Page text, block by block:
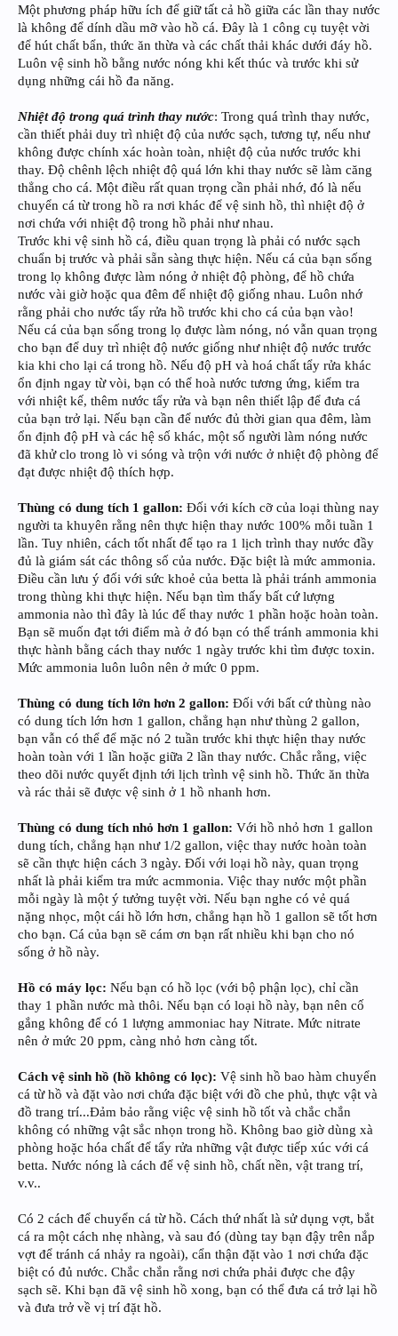
Một phương pháp hữu ích để giữ tất cả hồ giữa các lần thay nước
là không để dính dầu mỡ vào hồ cá. Đây là 1 công cụ tuyệt vời
để hút chất bẩn, thức ăn thừa và các chất thải khác dưới đáy hồ.
Luôn vệ sinh hồ bằng nước nóng khi kết thúc và trước khi sử
dụng những cái hồ đa năng.
Nhiệt độ trong quá trình thay nước: Trong quá trình thay nước,
cần thiết phải duy trì nhiệt độ của nước sạch, tương tự, nếu như
không được chính xác hoàn toàn, nhiệt độ của nước trước khi
thay. Độ chênh lệch nhiệt độ quá lớn khi thay nước sẽ làm căng
thẳng cho cá. Một điều rất quan trọng cần phải nhớ, đó là nếu
chuyển cá từ trong hồ ra nơi khác để vệ sinh hồ, thì nhiệt độ ở
nơi chứa với nhiệt độ trong hồ phải như nhau.
Trước khi vệ sinh hồ cá, điều quan trọng là phải có nước sạch
chuẩn bị trước và phải sẵn sàng thực hiện. Nếu cá của bạn sống
trong lọ không được làm nóng ở nhiệt độ phòng, để hồ chứa
nước vài giờ hoặc qua đêm để nhiệt độ giống nhau. Luôn nhớ
rằng phải cho nước tẩy rửa hồ trước khi cho cá của bạn vào!
Nếu cá của bạn sống trong lọ được làm nóng, nó vẫn quan trọng
cho bạn để duy trì nhiệt độ nước giống như nhiệt độ nước trước
kia khi cho lại cá trong hồ. Nếu độ pH và hoá chất tẩy rửa khác
ổn định ngay từ vòi, bạn có thể hoà nước tương ứng, kiểm tra
với nhiệt kế, thêm nước tẩy rửa và bạn nên thiết lập để đưa cá
của bạn trở lại. Nếu bạn cần để nước đủ thời gian qua đêm, làm
ổn định độ pH và các hệ số khác, một số người làm nóng nước
đã khử clo trong lò vi sóng và trộn với nước ở nhiệt độ phòng để
đạt được nhiệt độ thích hợp.
Thùng có dung tích 1 gallon: Đối với kích cỡ của loại thùng nay
người ta khuyên rằng nên thực hiện thay nước 100% mỗi tuần 1
lần. Tuy nhiên, cách tốt nhất để tạo ra 1 lịch trình thay nước đầy
đủ là giám sát các thông số của nước. Đặc biệt là mức ammonia.
Điều cần lưu ý đối với sức khoẻ của betta là phải tránh ammonia
trong thùng khi thực hiện. Nếu bạn tìm thấy bất cứ lượng
ammonia nào thì đây là lúc để thay nước 1 phần hoặc hoàn toàn.
Bạn sẽ muốn đạt tới điểm mà ở đó bạn có thể tránh ammonia khi
thực hành bằng cách thay nước 1 ngày trước khi tìm được toxin.
Mức ammonia luôn luôn nên ở mức 0 ppm.
Thùng có dung tích lớn hơn 2 gallon: Đối với bất cứ thùng nào
có dung tích lớn hơn 1 gallon, chẳng hạn như thùng 2 gallon,
bạn vẫn có thể để mặc nó 2 tuần trước khi thực hiện thay nước
hoàn toàn với 1 lần hoặc giữa 2 lần thay nước. Chắc rằng, việc
theo dõi nước quyết định tới lịch trình vệ sinh hồ. Thức ăn thừa
và rác thải sẽ được vệ sinh ở 1 hồ nhanh hơn.
Thùng có dung tích nhỏ hơn 1 gallon: Với hồ nhỏ hơn 1 gallon
dung tích, chẳng hạn như 1/2 gallon, việc thay nước hoàn toàn
sẽ cần thực hiện cách 3 ngày. Đối với loại hồ này, quan trọng
nhất là phải kiểm tra mức acmmonia. Việc thay nước một phần
mỗi ngày là một ý tưởng tuyệt vời. Nếu bạn nghe có vẻ quá
nặng nhọc, một cái hồ lớn hơn, chẳng hạn hồ 1 gallon sẽ tốt hơn
cho bạn. Cá của bạn sẽ cám ơn bạn rất nhiều khi bạn cho nó
sống ở hồ này.
Hồ có máy lọc: Nếu bạn có hồ lọc (với bộ phận lọc), chỉ cần
thay 1 phần nước mà thôi. Nếu bạn có loại hồ này, bạn nên cố
gắng không để có 1 lượng ammoniac hay Nitrate. Mức nitrate
nên ở mức 20 ppm, càng nhỏ hơn càng tốt.
Cách vệ sinh hồ (hồ không có lọc): Vệ sinh hồ bao hàm chuyển
cá từ hồ và đặt vào nơi chứa đặc biệt với đồ che phủ, thực vật và
đồ trang trí...Đảm bảo rằng việc vệ sinh hồ tốt và chắc chắn
không có những vật sắc nhọn trong hồ. Không bao giờ dùng xà
phòng hoặc hóa chất để tẩy rửa những vật được tiếp xúc với cá
betta. Nước nóng là cách để vệ sinh hồ, chất nền, vật trang trí,
v.v..
Có 2 cách để chuyển cá từ hồ. Cách thứ nhất là sử dụng vợt, bắt
cá ra một cách nhẹ nhàng, và sau đó (dùng tay bạn đậy trên nắp
vợt để tránh cá nhảy ra ngoài), cẩn thận đặt vào 1 nơi chứa đặc
biệt có đủ nước. Chắc chắn rằng nơi chứa phải được che đậy
sạch sẽ. Khi bạn đã vệ sinh hồ xong, bạn có thể đưa cá trở lại hồ
và đưa trở về vị trí đặt hồ.